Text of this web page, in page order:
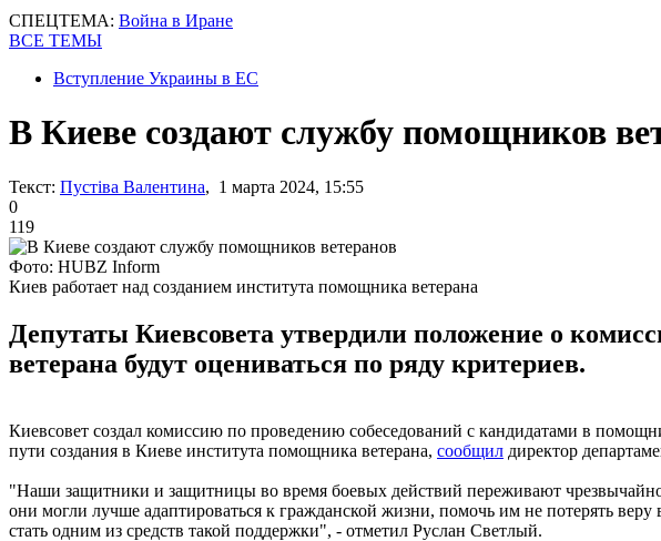
СПЕЦТЕМА: Война в Иране
ВСЕ ТЕМЫ
Вступление Украины в ЕС
В Киеве создают службу помощников
Текст: Пустіва Валентина, 1 марта 2024, 15:55
0
119
Фото: HUBZ Inform
Киев работает над созданием института помощника ветерана
Депутаты Киевсовета утвердили положение о
ветерана будут оцениваться по ряду критериев.
Киевсовет создал комиссию по проведению собеседований с кандидатами в
пути создания в Киеве института помощника ветерана, сообщил директор
"Наши защитники и защитницы во время боевых действий переживают чрезвычайно
они могли лучше адаптироваться к гражданской жизни, помочь им не потерять
стать одним из средств такой поддержки", - отметил Руслан Светлый.